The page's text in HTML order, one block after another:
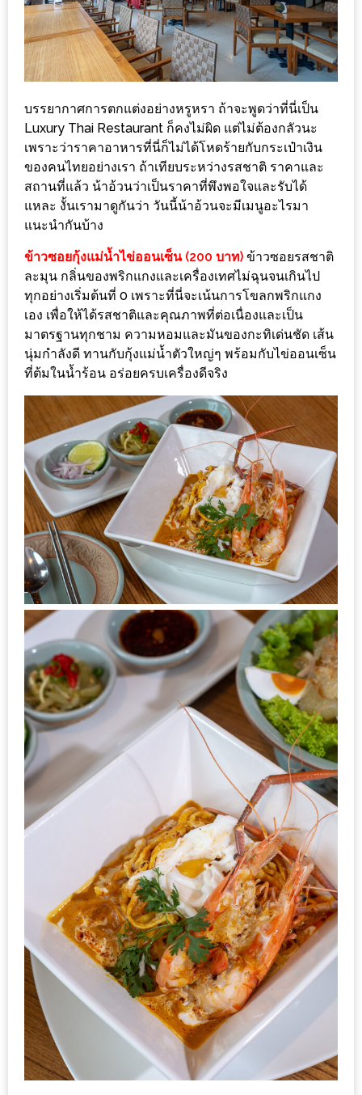
เหนือ
กับ
สลัด
หนุ่ม
บ้านนา
เมนู
เด็ด
จาก
ANNA
FARM
เอาชนะ
ใจ
กรรมการ
จาก
THE
DISH
EVENT
ที่
ต้อง
ห้าม
พลาด
สำหรับ
ฤดู
หนาว
นี้
กับ
PING
FAI
FESTIVAL
2
ช็อป
ฟิน
เพลิน
HFG
E-
NEWS
GAME
(SABAI
SEAFOOD)
HOMEPRO
เชียงใหม่
บรรยากาศการตกแต่งอย่างหรูหรา ถ้าจะพูดว่าที่นี่เป็น
Luxury Thai Restaurant ก็คงไม่ผิด แต่ไม่ต้องกลัวนะ
เพราะว่าราคาอาหารที่นี่ก็ไม่ได้โหดร้ายกับกระเป๋าเงิน
ของคนไทยอย่างเรา ถ้าเทียบระหว่างรสชาติ ราคาและ
สถานที่แล้ว น้าอ้วนว่าเป็นราคาที่พึงพอใจและรับได้
แหละ งั้นเรามาดูกันว่า วันนี้น้าอ้วนจะมีเมนูอะไรมา
แนะนำกันบ้าง
ข้าวซอยกุ้งแม่น้ำไข่ออนเซ็น (200 บาท) ข้าวซอยรสชาติ
ละมุน กลิ่นของพริกแกงและเครื่องเทศไม่ฉุนจนเกินไป
ทุกอย่างเริ่มต้นที่ 0 เพราะที่นี่จะเน้นการโขลกพริกแกง
เอง เพื่อให้ได้รสชาติและคุณภาพที่ต่อเนื่องและเป็น
มาตรฐานทุกชาม ความหอมและมันของกะทิเด่นชัด เส้น
นุ่มกำลังดี ทานกับกุ้งแม่น้ำตัวใหญ่ๆ พร้อมกับไข่ออนเซ็น
ที่ต้มในน้ำร้อน อร่อยครบเครื่องดีจริง